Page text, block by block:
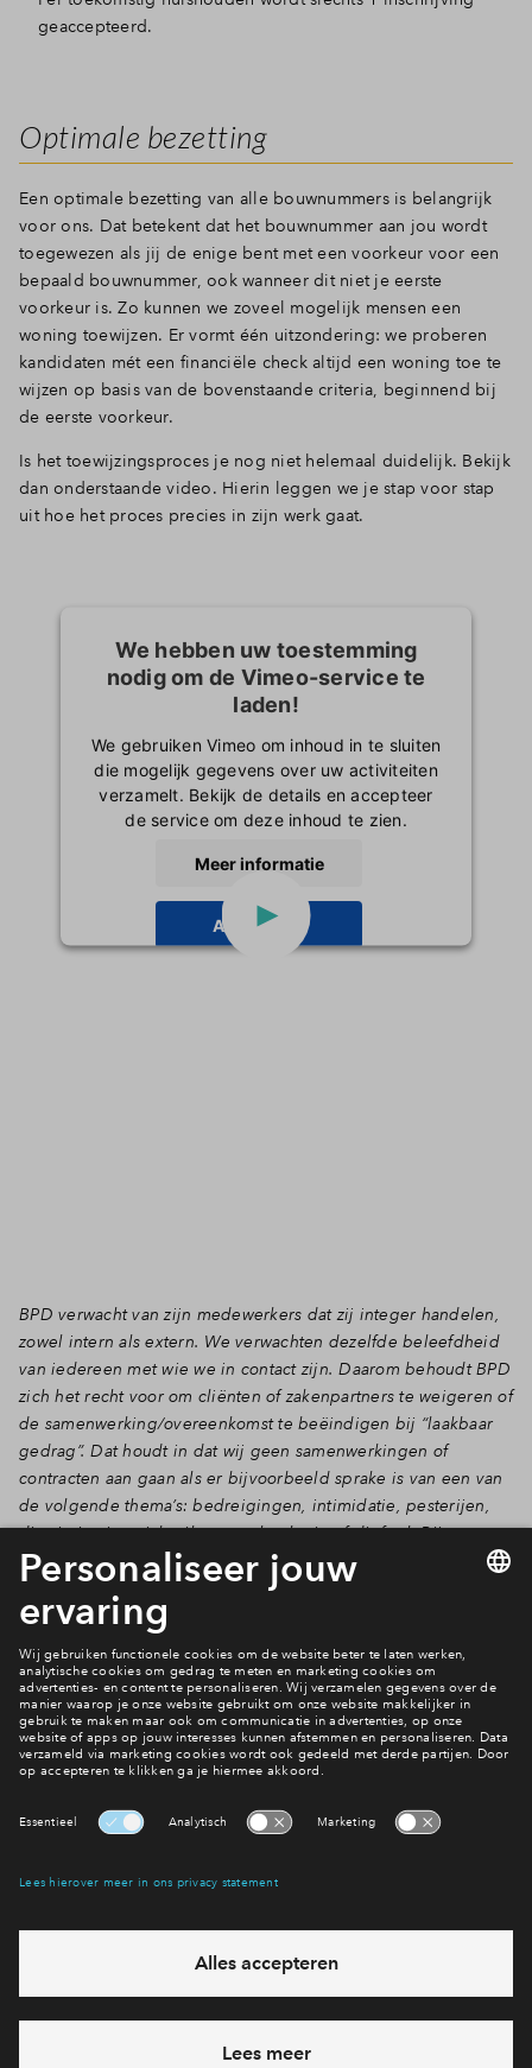
geaccepteerd.
Optimale bezetting
Een optimale bezetting van alle bouwnummers is belangrijk
voor ons. Dat betekent dat het bouwnummer aan jou wordt
toegewezen als jij de enige bent met een voorkeur voor een
bepaald bouwnummer, ook wanneer dit niet je eerste
voorkeur is. Zo kunnen we zoveel mogelijk mensen een
woning toewijzen. Er vormt één uitzondering: we proberen
kandidaten mét een financiële check altijd een woning toe te
wijzen op basis van de bovenstaande criteria, beginnend bij
de eerste voorkeur.
Is het toewijzingsproces je nog niet helemaal duidelijk. Bekijk
dan onderstaande video. Hierin leggen we je stap voor stap
uit hoe het proces precies in zijn werk gaat.
We hebben uw toestemming
nodig om de Vimeo-service te
laden!
We gebruiken Vimeo om inhoud in te sluiten
die mogelijk gegevens over uw activiteiten
verzamelt. Bekijk de details en accepteer
de service om deze inhoud te zien.
Meer informatie
Accepteren
BPD verwacht van zijn medewerkers dat zij integer handelen,
zowel intern als extern. We verwachten dezelfde beleefdheid
van iedereen met wie we in contact zijn. Daarom behoudt BPD
zich het recht voor om cliënten of zakenpartners te weigeren of
de samenwerking/overeenkomst te beëindigen bij “laakbaar
gedrag”. Dat houdt in dat wij geen samenwerkingen of
contracten aan gaan als er bijvoorbeeld sprake is van een van
de volgende thema’s: bedreigingen, intimidatie, pesterijen,
discriminatie, misbruik van technologie of diefstal. Bij
dergelijke acties of gedrag tegenover onze medewerkers
neemt BPD passende maatregelen en maken wij melding bij
de bevoegde autoriteiten indien nodig.
Benieuwd naar het aanbod
Bekijk de woningen
Interesse? Meld je dan snel aan
Hiermee blijf je op de hoogte van het belangrijkste nieuws en
Ja, ik wil mij aanmelden
Heb je een vraag en wil je direct antwoord? Bel ons op